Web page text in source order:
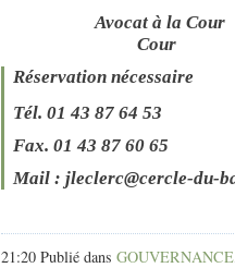
Avocat à la Cour
Cour
Réservation nécessaire
Tél. 01 43 87 64 53
Fax. 01 43 87 60 65
Mail : jleclerc@cercle-du-
21:20 Publié dans GOUVERNANCE